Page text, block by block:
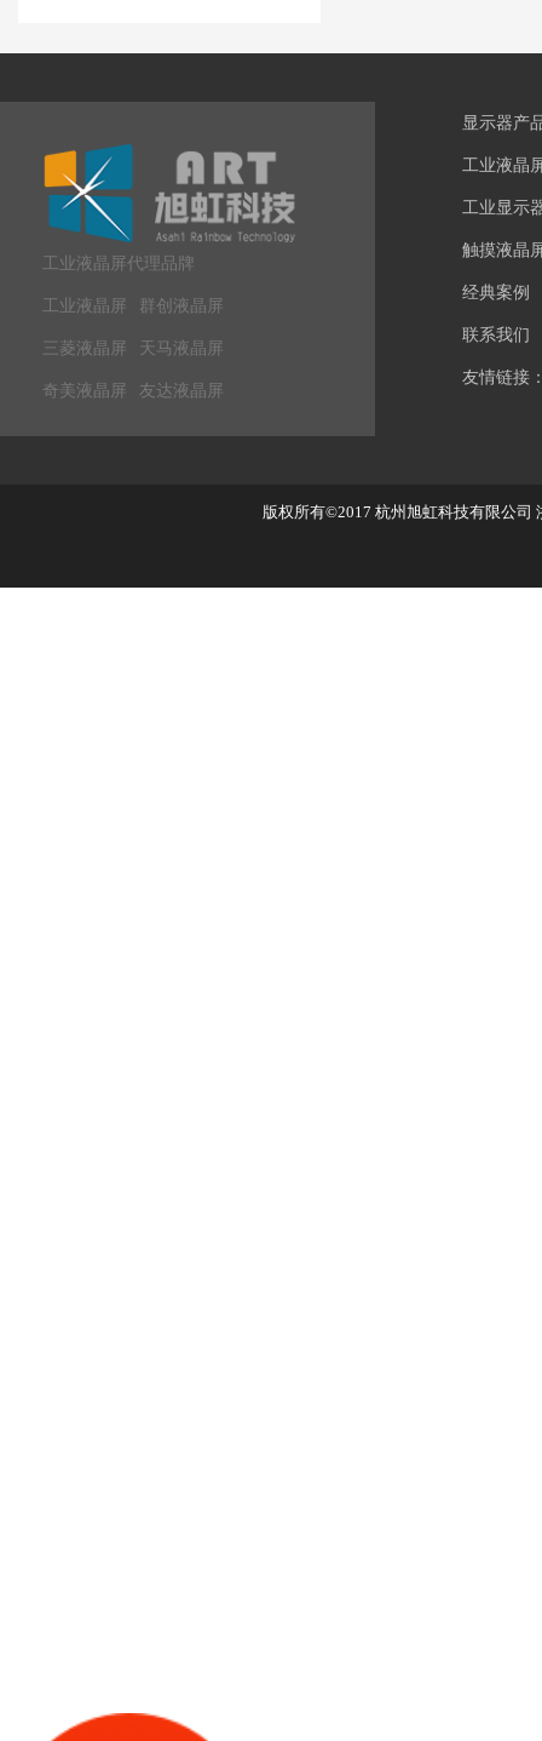
工业液晶屏代理品牌
工业液晶屏 群创液晶屏
三菱液晶屏 天马液晶屏
奇美液晶屏 友达液晶屏
显示器产
工业液晶
工业显示
触摸液晶
经典案例
联系我们
友情链接
版权所有©2017 杭州旭虹科技有限公司